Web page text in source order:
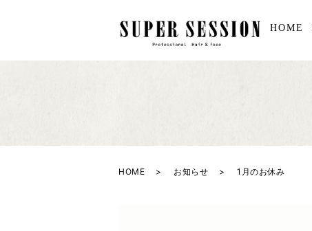
HOME
HOME お知らせ 1月のお休み